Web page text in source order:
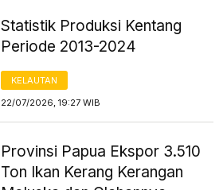
Statistik Produksi Kentang
Periode 2013-2024
KELAUTAN
22/07/2026, 19:27 WIB
Provinsi Papua Ekspor 3.510
Ton Ikan Kerang Kerangan